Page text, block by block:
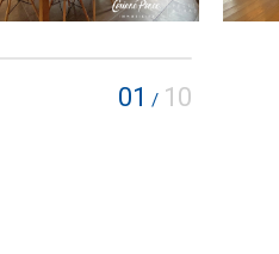
01 / 10